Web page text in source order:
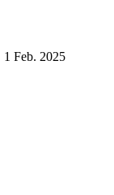
1 Feb. 2025